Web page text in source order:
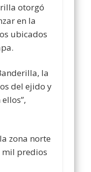
otorgó
en la
ubicados
la
del ejido y
zona norte
mil predios